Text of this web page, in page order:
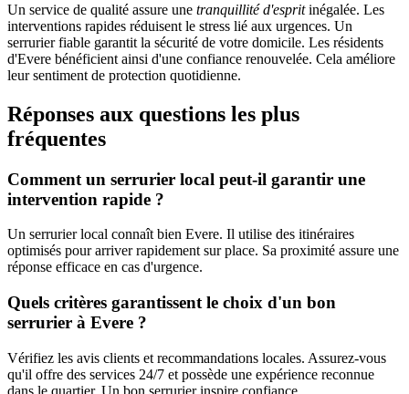
Un service de qualité assure une tranquillité d'espritinégalée. Les
interventions rapides réduisent le stress lié aux urgences. Un
serrurier fiable garantit la sécurité de votre domicile. Les résidents
d'Evere bénéficient ainsi d'une confiance renouvelée. Cela améliore
leur sentiment de protection quotidienne.
Réponses aux questions les plus
fréquentes
Comment un serrurier local peut-il garantir une
intervention rapide ?
Un serrurier local connaît bien Evere. Il utilise des itinéraires
optimisés pour arriver rapidement sur place. Sa proximité assure une
réponse efficace en cas d'urgence.
Quels critères garantissent le choix d'un bon
serrurier à Evere ?
Vérifiez les avis clients et recommandations locales. Assurez-vous
qu'il offre des services 24/7 et possède une expérience reconnue
dans le quartier. Un bon serrurier inspire confiance.